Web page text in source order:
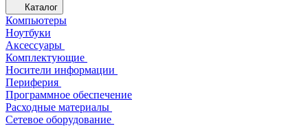
Каталог
Компьютеры
Ноутбуки
Аксессуары
Комплектующие
Носители информации
Периферия
Программное обеспечение
Расходные материалы
Сетевое оборудование